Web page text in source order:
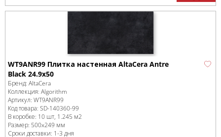
WT9ANR99 Плитка настенная AltaCera Antre
Black 24.9х50
Бренд: AltaCera
Коллекция: Algorithm
Артикул: WT9ANR99
Код товара: SD-140360-99
В коробке: 10 шт, 1.245 м2
Размер: 500x249 мм
Сроки доставки: 1-3 дня